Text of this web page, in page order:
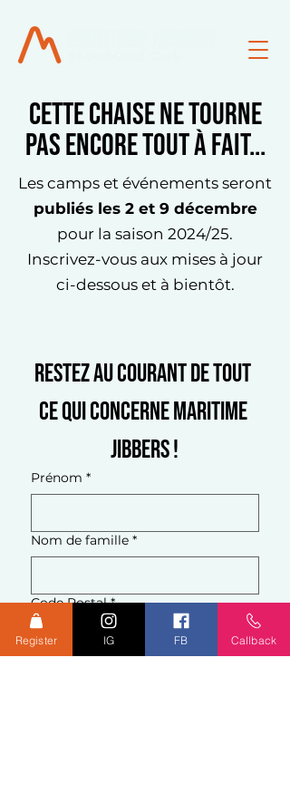
Cette chaise ne tourne
pas encore tout à fait...
Les camps et événements seront
publiés les 2 et 9 décembre
pour la saison 2024/25.
Inscrivez-vous aux mises à jour
ci-dessous et à bientôt.
Restez au courant de tout
ce qui concerne Maritime
Jibbers !
Prénom *
Nom de famille *
Code Postal *
Register IG FB Callback